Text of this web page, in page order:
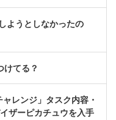
ようとしなかったの
けてる？
レンジ」タスク内容・
ザーピカチュウを入手